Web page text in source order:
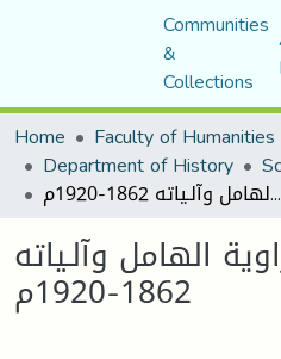
Communities
&
Collections
Home
Department of History
الأمن الإنساني بزاوية الهامل وآلـياته 1862-1920م
الهامل وآلـياته
1862-1920م